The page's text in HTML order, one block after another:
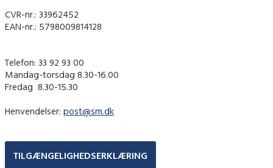
CVR-nr.: 33962452
EAN-nr.: 5798009814128
Telefon: 33 92 93 00
Mandag-torsdag 8.30-16.00
Fredag ​ 8.30-15.30
Henvendelser: post@sm.dk
TILGÆNGELIGHEDSERKLÆRING